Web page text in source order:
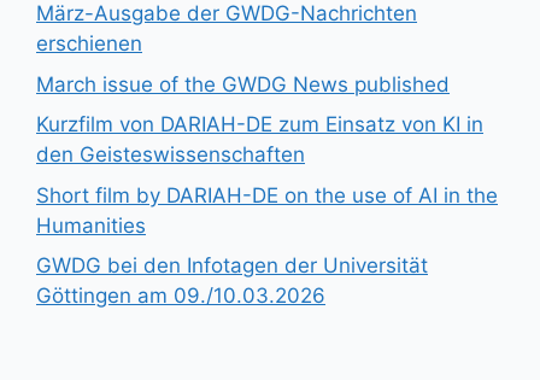
März-Ausgabe der GWDG-Nachrichten
erschienen
March issue of the GWDG News published
Kurzfilm von DARIAH-DE zum Einsatz von KI in
den Geisteswissenschaften
Short film by DARIAH-DE on the use of AI in the
Humanities
GWDG bei den Infotagen der Universität
Göttingen am 09./10.03.2026